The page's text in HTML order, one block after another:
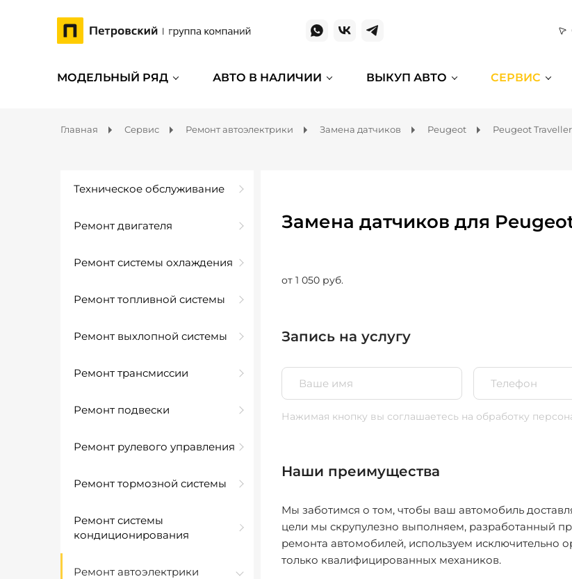
МОДЕЛЬНЫЙ РЯД АВТО В НАЛИЧИИ ВЫКУП АВТО СЕРВИС
Главная Сервис Ремонт автоэлектрики Замена датчиков Peugeot Peugeot Traveller
Техническое обслуживание
Ремонт двигателя
Ремонт системы охлаждения
Ремонт топливной системы
Ремонт выхлопной системы
Ремонт трансмиссии
Ремонт подвески
Ремонт рулевого управления
Ремонт тормозной системы
Ремонт системы
кондиционирования
Ремонт автоэлектрики
Замена датчиков для
от 1 050 руб.
Запись на услугу
Нажимая кнопку вы соглашаетесь на обработку
Наши преимущества
Мы заботимся о том, чтобы ваш автомобиль
цели мы скрупулезно выполняем, разработанный
ремонта автомобилей, используем исключительно
только квалифицированных механиков.